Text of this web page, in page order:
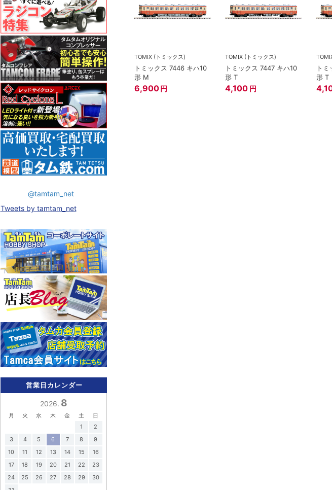
TOMIX (トミックス)
トミックス 7446 キハ10
形 M
6,900 円
TOMIX (トミックス)
トミックス 7447 キハ10
形 T
4,100 円
ト
形 T
@tamtam_net
Tweets by tamtam_net
営業日カレンダー
2026. 8
月 火 水 木 金 土
日
1
2
3
4 5 6 7 8
9
10
11 12 13 14 15
16
17
18 19 20 21 22
23
24
25 26 27 28 29
30